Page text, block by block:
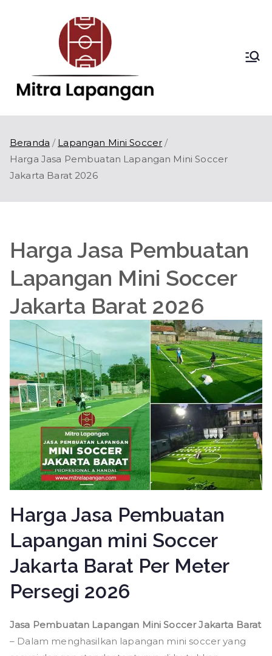
an
Beranda
Lapangan Mini Soccer
Harga Jasa Pembuatan Lapangan Mini Soccer
Jakarta Barat 2026
Harga Jasa Pembuatan
Lapangan Mini Soccer
Jakarta Barat 2026
Harga Jasa Pembuatan
Lapangan mini Soccer
Jakarta Barat Per Meter
Persegi 2026
Jasa Pembuatan Lapangan Mini Soccer Jakarta Barat
– Dalam menghasilkan lapangan mini soccer yang